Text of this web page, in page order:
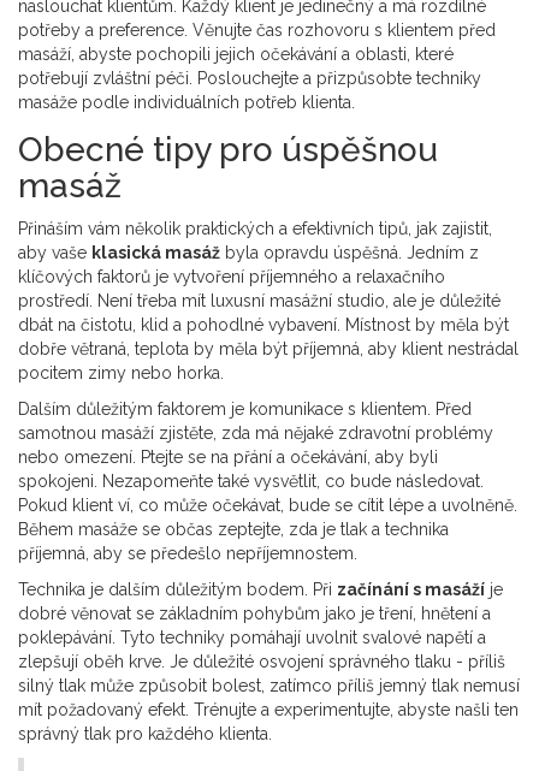
naslouchat klientům. Každý klient je jedinečný a má rozdílné
potřeby a preference. Věnujte čas rozhovoru s klientem před
masáží, abyste pochopili jejich očekávání a oblasti, které
potřebují zvláštní péči. Poslouchejte a přizpůsobte techniky
masáže podle individuálních potřeb klienta.
Obecné tipy pro úspěšnou
masáž
Přináším vám několik praktických a efektivních tipů, jak zajistit,
aby vaše klasická masáž byla opravdu úspěšná. Jedním z
klíčových faktorů je vytvoření příjemného a relaxačního
prostředí. Není třeba mít luxusní masážní studio, ale je důležité
dbát na čistotu, klid a pohodlné vybavení. Místnost by měla být
dobře větraná, teplota by měla být příjemná, aby klient nestrádal
pocitem zimy nebo horka.
Dalším důležitým faktorem je komunikace s klientem. Před
samotnou masáží zjistěte, zda má nějaké zdravotní problémy
nebo omezení. Ptejte se na přání a očekávání, aby byli
spokojeni. Nezapomeňte také vysvětlit, co bude následovat.
Pokud klient ví, co může očekávat, bude se cítit lépe a uvolněně.
Během masáže se občas zeptejte, zda je tlak a technika
příjemná, aby se předešlo nepříjemnostem.
Technika je dalším důležitým bodem. Při začínání s masáží je
dobré věnovat se základním pohybům jako je tření, hnětení a
poklepávání. Tyto techniky pomáhají uvolnit svalové napětí a
zlepšují oběh krve. Je důležité osvojení správného tlaku - příliš
silný tlak může způsobit bolest, zatímco příliš jemný tlak nemusí
mít požadovaný efekt. Trénujte a experimentujte, abyste našli ten
správný tlak pro každého klienta.